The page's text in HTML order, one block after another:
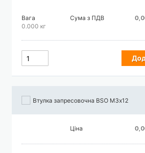
Вага
0.000 кг
Сума з ПДВ
Втулка запресовочна BSO М3х12
Ціна